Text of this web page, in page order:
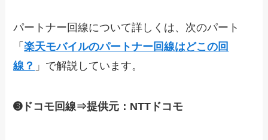
パートナー回線について詳しくは、次のパート
「楽天モバイルのパートナー回線はどこの回
線？ 」で解説しています。
➌ドコモ回線⇒提供元：NTTドコモ